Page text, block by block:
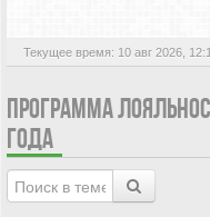
Текущее время: 10 авг 2026,
ПРОГРАММА
ГОДА